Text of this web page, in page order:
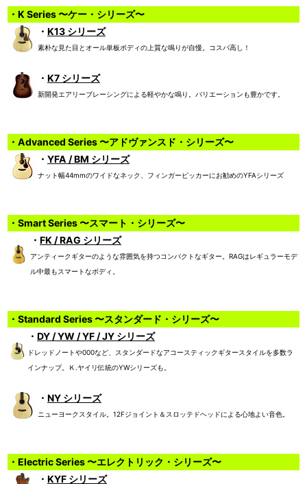
・K Series 〜ケー・シリーズ〜
・ K13 シリーズ
素朴な見た目とオール単板ボディの上質な鳴りが自慢。コスパ高し！
・ K7 シリーズ
新開発エアリーブレーシングによる軽やかな鳴り。バリエーションも豊かです。
・Advanced Series 〜アドヴァンスド・シリーズ〜
・ YFA / BM シリーズ
ナット幅44mmのワイドなネック、フィンガーピッカーにお勧めのYFAシリーズ
・Smart Series 〜スマート・シリーズ〜
・ FK / RAG シリーズ
アンティークギターのような雰囲気を持つコンパクトなギター。RAGはレギュラーモデ
ル中最もスマートなボディ。
・Standard Series 〜スタンダード・シリーズ〜
・ DY / YW / YF / JY シリーズ
ドレッドノートや000など、スタンダードなアコースティックギタースタイルを多数ラ
インナップ。Ｋ.ヤイリ伝統のYWシリーズも。
・ NY シリーズ
ニューヨークスタイル。12Fジョイント＆スロッテドヘッドによる心地よい音色。
・Electric Series 〜エレクトリック・シリーズ〜
・ KYF シリーズ